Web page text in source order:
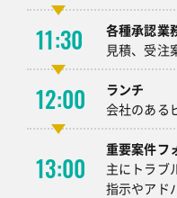
11:30
各種承認業
見積、受注
12:00
ランチ
会社のある
13:00
重要案件フ
主にトラブ
指示やアド